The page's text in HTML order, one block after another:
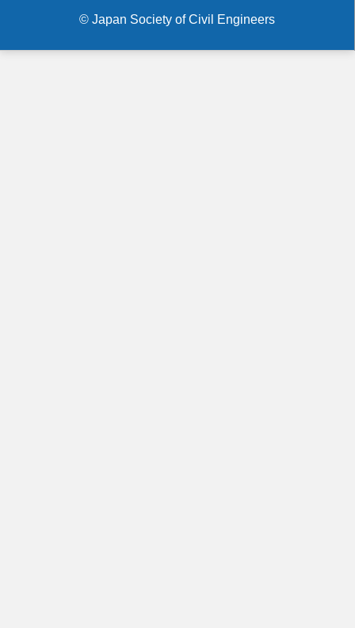
© Japan Society of Civil Engineers